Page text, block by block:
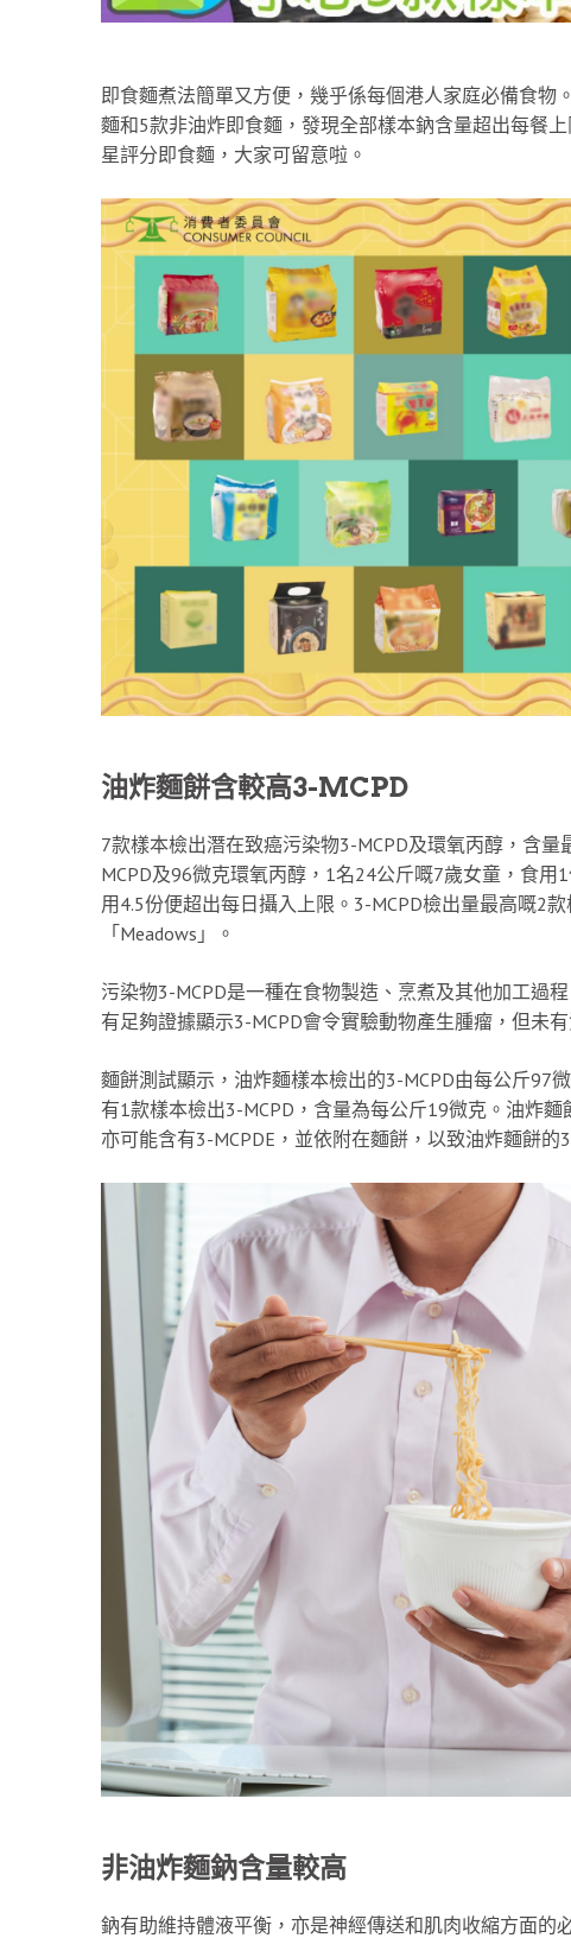
即食麵煮法簡單又方便，幾乎係每個港人家庭必備食
麵和5款非油炸即食麵，發現全部樣本鈉含量超出每餐
星評分即食麵，大家可留意啦。
油炸麵餅含較高3-MCPD
7款樣本檢出潛在致癌污染物3-MCPD及環氧丙醇，含
MCPD及96微克環氧丙醇，1名24公斤嘅7歲女童，食
用4.5份便超出每日攝入上限。3-MCPD檢出量最高嘅2
「Meadows」。
污染物3-MCPD是一種在食物製造、烹煮及其他加工過
有足夠證據顯示3-MCPD會令實驗動物產生腫瘤，但未
麵餅測試顯示，油炸麵樣本檢出的3-MCPD由每公斤97
有1款樣本檢出3-MCPD，含量為每公斤19微克。油炸
亦可能含有3-MCPDE，並依附在麵餅，以致油炸麵餅的
非油炸麵鈉含量較高
鈉有助維持體液平衡，亦是神經傳送和肌肉收縮方面